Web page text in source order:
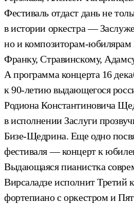
Фестиваль отдаст дань не
в истории оркестра —
но и композиторам-юбилярам
Франку, Стравинскому,
А программа концерта 16
к 90-летию выдающегося
Родиона Константиновича
в исполнении Заслуги
Бизе-Щедрина. Еще одно
фестиваля — концерт к
Выдающаяся пианистка
Вирсаладзе исполнит Третий
фортепиано с оркестром и